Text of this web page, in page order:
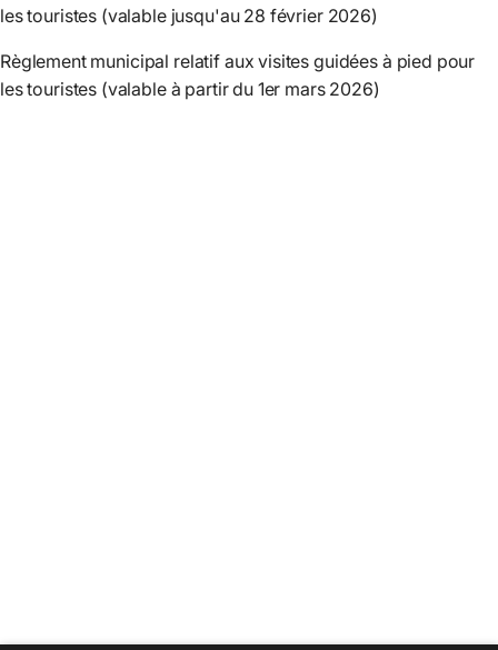
les touristes (valable jusqu'au 28 février 2026)
Règlement municipal relatif aux visites guidées à pied pour
les touristes (valable à partir du 1er mars 2026)